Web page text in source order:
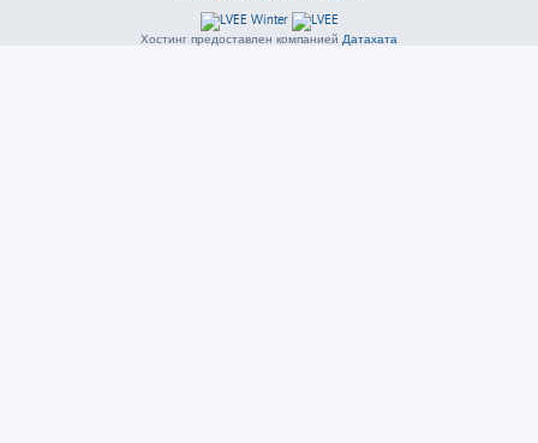
Хостинг предоставлен компанией Датахата